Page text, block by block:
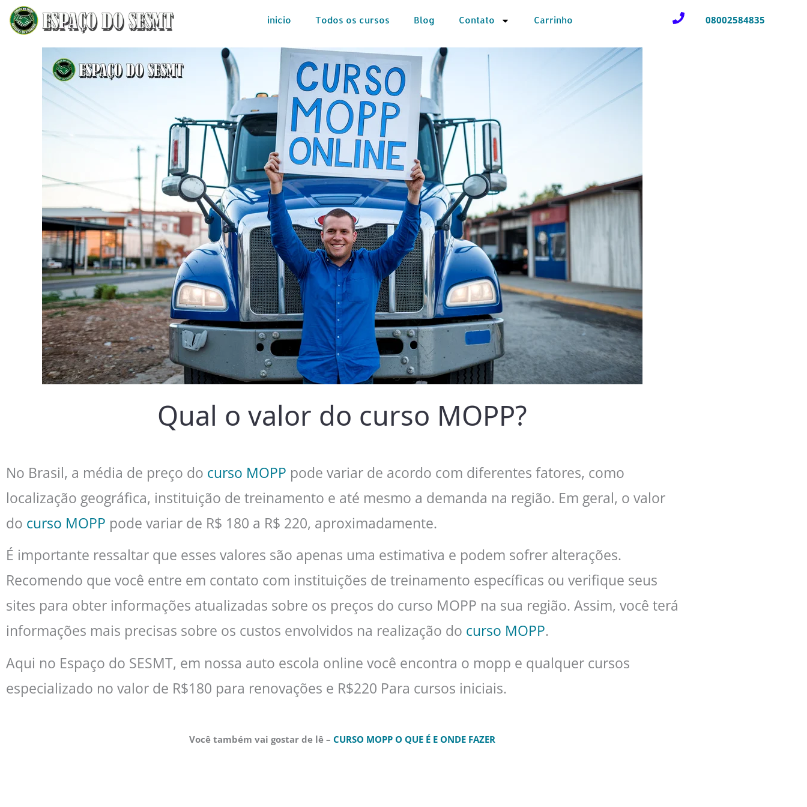
inicio Todos os cursos Blog Contato Carrinho 08002584835
Qual o valor do curso MOPP?
No Brasil, a média de preço do curso MOPP pode variar de acordo com diferentes fatores, como
localização geográfica, instituição de treinamento e até mesmo a demanda na região. Em geral, o valor
do curso MOPP pode variar de R$ 180 a R$ 220, aproximadamente.
É importante ressaltar que esses valores são apenas uma estimativa e podem sofrer alterações.
Recomendo que você entre em contato com instituições de treinamento específicas ou verifique seus
sites para obter informações atualizadas sobre os preços do curso MOPP na sua região. Assim, você terá
informações mais precisas sobre os custos envolvidos na realização do curso MOPP.
Aqui no Espaço do SESMT, em nossa auto escola online você encontra o mopp e qualquer cursos
especializado no valor de R$180 para renovações e R$220 Para cursos iniciais.
Você também vai gostar de lê – CURSO MOPP O QUE É E ONDE FAZER